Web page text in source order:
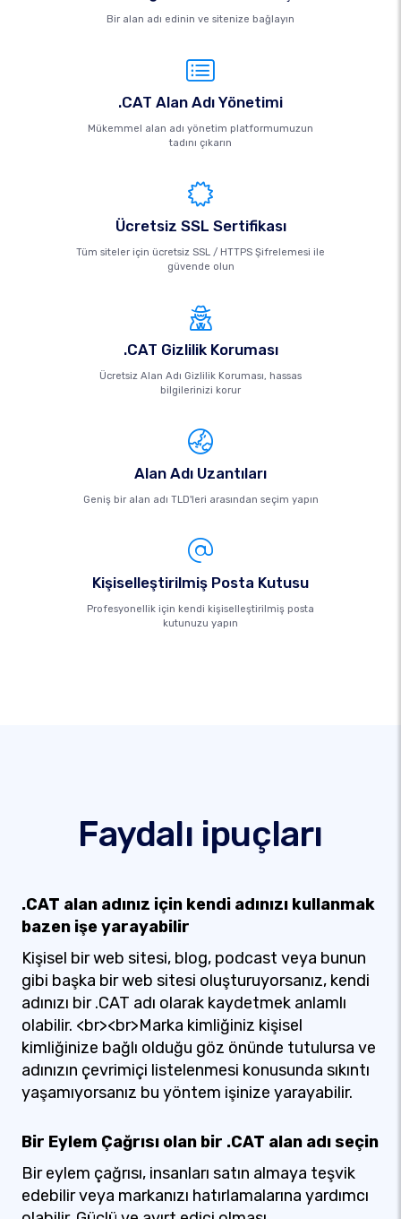
Bir alan adı edinin ve sitenize bağlayın
.CAT Alan Adı Yönetimi
Mükemmel alan adı yönetim platformumuzun
tadını çıkarın
Ücretsiz SSL Sertifikası
Tüm siteler için ücretsiz SSL / HTTPS Şifrelemesi ile
güvende olun
.CAT Gizlilik Koruması
Ücretsiz Alan Adı Gizlilik Koruması, hassas
bilgilerinizi korur
Alan Adı Uzantıları
Geniş bir alan adı TLD'leri arasından seçim yapın
Kişiselleştirilmiş Posta Kutusu
Profesyonellik için kendi kişiselleştirilmiş posta
kutunuzu yapın
Faydalı ipuçları
.CAT alan adınız için kendi adınızı kullanmak
bazen işe yarayabilir
Kişisel bir web sitesi, blog, podcast veya bunun
gibi başka bir web sitesi oluşturuyorsanız, kendi
adınızı bir .CAT adı olarak kaydetmek anlamlı
olabilir. <br><br>Marka kimliğiniz kişisel
kimliğinize bağlı olduğu göz önünde tutulursa ve
adınızın çevrimiçi listelenmesi konusunda sıkıntı
yaşamıyorsanız bu yöntem işinize yarayabilir.
Bir Eylem Çağrısı olan bir .CAT alan adı seçin
Bir eylem çağrısı, insanları satın almaya teşvik
edebilir veya markanızı hatırlamalarına yardımcı